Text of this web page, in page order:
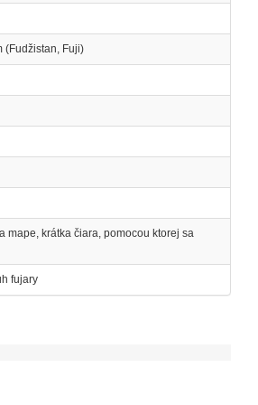
(Fudžistan, Fuji)
mape, krátka čiara, pomocou ktorej sa
fujary